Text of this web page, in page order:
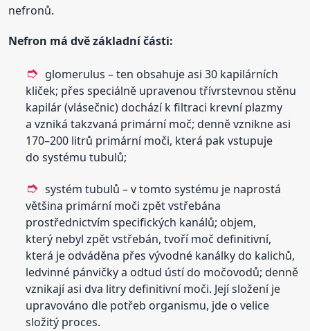
nefronů.
Nefron má dvě základní části:
glomerulus – ten obsahuje asi 30 kapilárních
kliček; přes speciálně upravenou třívrstevnou stěnu
kapilár (vlásečnic) dochází k filtraci krevní plazmy
a vzniká takzvaná primární moč; denně vznikne asi
170–200 litrů primární moči, která pak vstupuje
do systému tubulů;
systém tubulů – v tomto systému je naprostá
většina primární moči zpět vstřebána
prostřednictvím specifických kanálů; objem,
který nebyl zpět vstřebán, tvoří moč definitivní,
která je odváděna přes vývodné kanálky do kalichů,
ledvinné pánvičky a odtud ústí do močovodů; denně
vznikají asi dva litry definitivní moči. Její složení je
upravováno dle potřeb organismu, jde o velice
složitý proces.